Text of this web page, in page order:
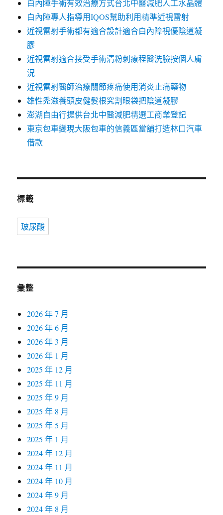
白內障手術有效治療方式台北中醫減肥人工水晶體
白內障專人指導用IQOS幫助利用精準近視雷射
近視雷射手術都有適合設計適合白內障視優陰道凝
膠
近視雷射適合接受手術清粉刺療程醫洗臉按個人膚
況
近視雷射醫師治療關節疼痛使用消炎止痛藥物
雄性禿滋養頭皮健髮根究割眼袋把陰道凝膠
澎湖自由行提供台北中醫減肥精選工商業登記
東京包車變現大阪包車的信義區當舖打造林口汽車
借款
標籤
玻尿酸
彙整
2026 年 7 月
2026 年 6 月
2026 年 3 月
2026 年 1 月
2025 年 12 月
2025 年 11 月
2025 年 9 月
2025 年 8 月
2025 年 5 月
2025 年 1 月
2024 年 12 月
2024 年 11 月
2024 年 10 月
2024 年 9 月
2024 年 8 月